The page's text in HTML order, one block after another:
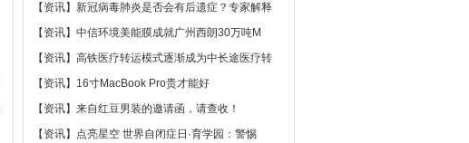
【资讯】 新冠病毒肺炎是否会有后遗症？专家解释
【资讯】 中信环境美能膜成就广州西朗30万吨M
【资讯】 高铁医疗转运模式逐渐成为中长途医疗转
【资讯】 16寸MacBook Pro贵才能好
【资讯】 来自红豆男装的邀请函，请查收！
【资讯】 点亮星空 世界自闭症日·育学园：警惕